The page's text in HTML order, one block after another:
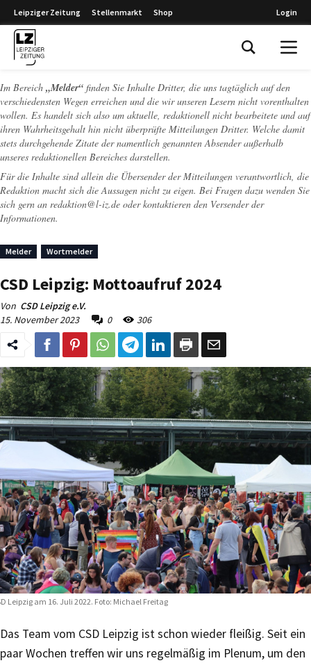
Leipziger Zeitung Stellenmarkt Shop Login
Im Bereich „Melder“ finden Sie Inhalte Dritter, die uns tagtäglich auf den
verschiedensten Wegen erreichen und die wir unseren Lesern nicht vorenthalten
wollen. Es handelt sich also um aktuelle, redaktionell nicht bearbeitete und auf
ihren Wahrheitsgehalt hin nicht überprüfte Mitteilungen Dritter. Welche damit
stets durchgehende Zitate der namentlich genannten Absender außerhalb
unseres redaktionellen Bereiches darstellen.
Für die Inhalte sind allein die Übersender der Mitteilungen verantwortlich, die
Redaktion macht sich die Aussagen nicht zu eigen. Bei Fragen dazu wenden Sie
sich gern an redaktion@l-iz.de oder kontaktieren den Versender der
Informationen.
Melder Wortmelder
CSD Leipzig: Mottoaufruf 2024
Von CSD Leipzig e.V.
15. November 2023
0 306
Leipzig am 16. Juli 2022. Foto: Michael Freitag
Das Team vom CSD Leipzig ist schon wieder fleißig. Seit ein
paar Wochen treffen wir uns regelmäßig im Plenum, um den